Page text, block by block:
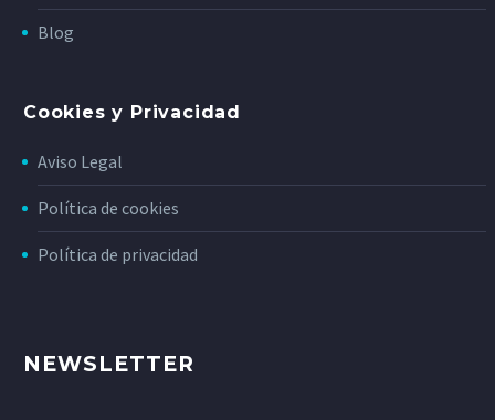
Blog
Cookies y Privacidad
Aviso Legal
Política de cookies
Política de privacidad
NEWSLETTER